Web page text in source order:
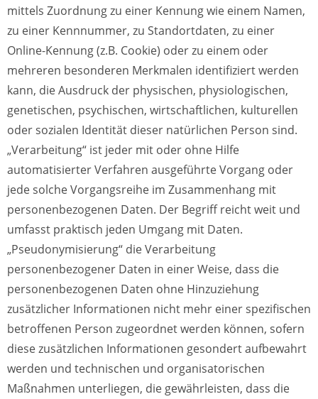
mittels Zuordnung zu einer Kennung wie einem Namen,
zu einer Kennnummer, zu Standortdaten, zu einer
Online-Kennung (z.B. Cookie) oder zu einem oder
mehreren besonderen Merkmalen identifiziert werden
kann, die Ausdruck der physischen, physiologischen,
genetischen, psychischen, wirtschaftlichen, kulturellen
oder sozialen Identität dieser natürlichen Person sind.
„Verarbeitung“ ist jeder mit oder ohne Hilfe
automatisierter Verfahren ausgeführte Vorgang oder
jede solche Vorgangsreihe im Zusammenhang mit
personenbezogenen Daten. Der Begriff reicht weit und
umfasst praktisch jeden Umgang mit Daten.
„Pseudonymisierung“ die Verarbeitung
personenbezogener Daten in einer Weise, dass die
personenbezogenen Daten ohne Hinzuziehung
zusätzlicher Informationen nicht mehr einer spezifischen
betroffenen Person zugeordnet werden können, sofern
diese zusätzlichen Informationen gesondert aufbewahrt
werden und technischen und organisatorischen
Maßnahmen unterliegen, die gewährleisten, dass die